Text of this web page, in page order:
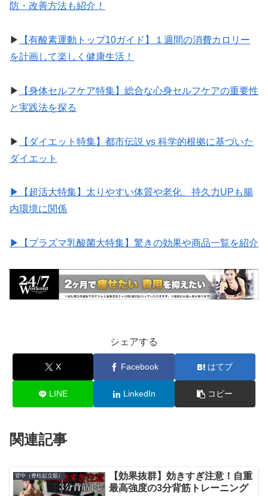
防・改善方法も紹介！
▶︎
【有酸素運動トップ10ガイド】１週間の消費カロリー
を計画して楽しく健康生活！
▶︎
【身体セルフケア特集】総合な心身セルフケアの重要性
と実践法を探る
▶︎
【ダイエット特集】都市伝説 vs 科学的根拠に基づいた
ダイエット
▶︎【超活大特集】太りやすい体質や老化、持久力UPも腸
内環境に関係
▶︎【プラズマ乳酸菌大特集】驚きの効果や商品一覧を紹介
シェアする
X Facebook はてブ
LINE LinkedIn コピー
関連記事
背中（脊柱起立筋）
【効果抜群】効きすぎ注意！自重
最高強度の3分背筋トレーニング